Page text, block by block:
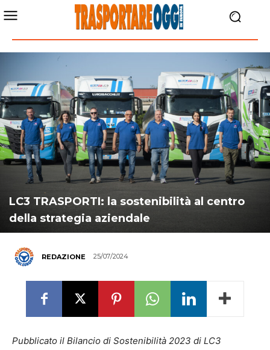
LC3 TRASPORTI: la sostenibilità al centro
della strategia aziendale
REDAZIONE 25/07/2024
Pubblicato il Bilancio di Sostenibilità 2023 di LC3